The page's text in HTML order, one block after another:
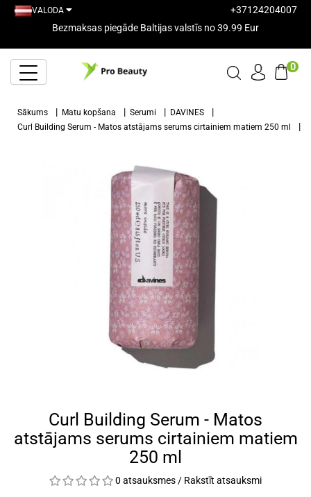
VALODA
+37124204007
Bezmaksas piegāde Baltijas valstīs no 39.99 Eur
0
Sākums Matu kopšana Serumi
DAVINES
Curl Building Serum - Matos atstājams serums cirtainiem matiem 250 ml
Curl Building Serum - Matos
atstājams serums cirtainiem matiem
250 ml
0 atsauksmes / Rakstīt atsauksmi